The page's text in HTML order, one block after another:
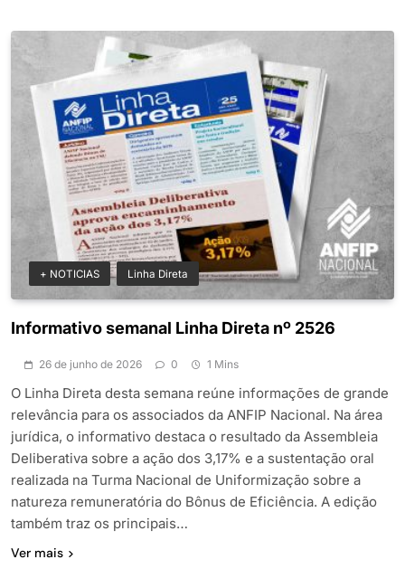
+ NOTICIAS Linha Direta
Informativo semanal Linha Direta nº 2526
26 de junho de 2026 0 1 Mins
O Linha Direta desta semana reúne informações de grande
relevância para os associados da ANFIP Nacional. Na área
jurídica, o informativo destaca o resultado da Assembleia
Deliberativa sobre a ação dos 3,17% e a sustentação oral
realizada na Turma Nacional de Uniformização sobre a
natureza remuneratória do Bônus de Eficiência. A edição
também traz os principais…
Ver mais